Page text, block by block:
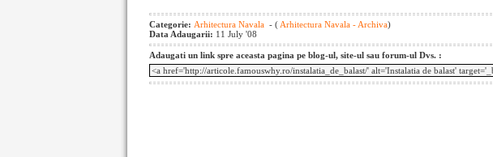
Categorie: Arhitectura Navala - ( Arhitectura Navala - Archiva)
Data Adaugarii: 11 July '08
Adaugati un link spre aceasta pagina pe blog-ul, site-ul sau forum-ul Dvs. :